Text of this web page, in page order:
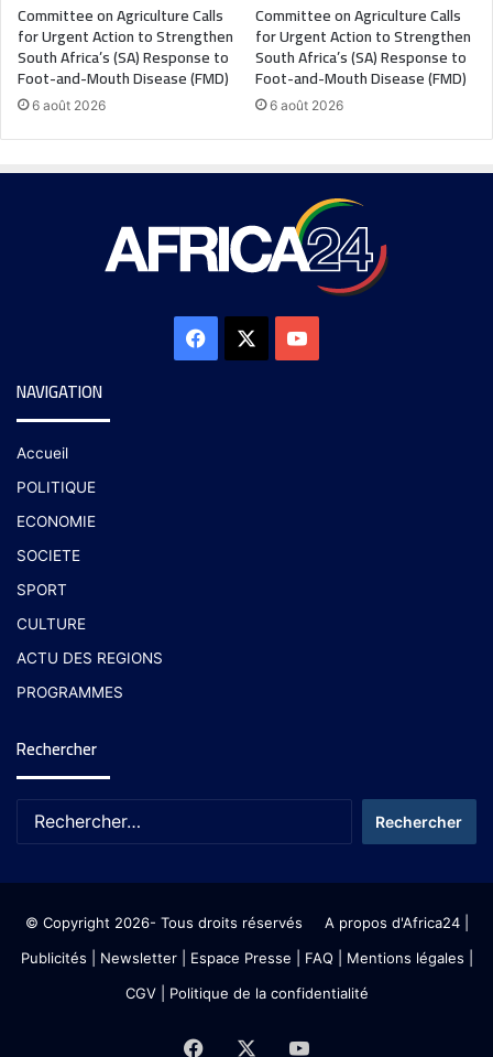
Committee on Agriculture Calls
for Urgent Action to Strengthen
South Africa’s (SA) Response to
Foot-and-Mouth Disease (FMD)
6 août 2026
Committee on Agriculture Calls
for Urgent Action to Strengthen
South Africa’s (SA) Response to
Foot-and-Mouth Disease (FMD)
6 août 2026
NAVIGATION
Accueil
POLITIQUE
ECONOMIE
SOCIETE
SPORT
CULTURE
ACTU DES REGIONS
PROGRAMMES
Rechercher
© Copyright 2026- Tous droits réservés A propos d'Africa24|
Publicités
Newsletter| Espace Presse | FAQ | Mentions légales
CGV| Politique de la confidentialité